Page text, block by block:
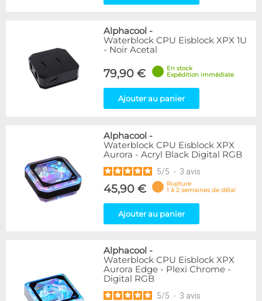
Alphacool -
Waterblock CPU Eisblock XPX 1U
- Noir Acetal
79,90 €
En stock
Expédition immédiate
Ajouter au panier
Alphacool -
Waterblock CPU Eisblock XPX
Aurora - Acryl Black Digital RGB
5/5 - 3 avis
45,90 €
Rupture
1 à 2 semaines de délai
Ajouter au panier
Alphacool -
Waterblock CPU Eisblock XPX
Aurora Edge - Plexi Chrome -
Digital RGB
5/5 - 3 avis